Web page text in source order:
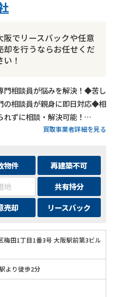
阪でリースバックや任意
却を行うならお任せくだ
い！
相談員が悩みを解決！◆苦し
の相談員が親身に即日対応◆相
ずに相談・解決可能！
問題の相談・解決の実績！◆
どの法律相談も可能！
買取事業者詳細を見る
物件
再建築不可
地
共有持分
売却 リースバック
梅田1丁目1番3号 大阪駅前第3ビル
より徒歩2分